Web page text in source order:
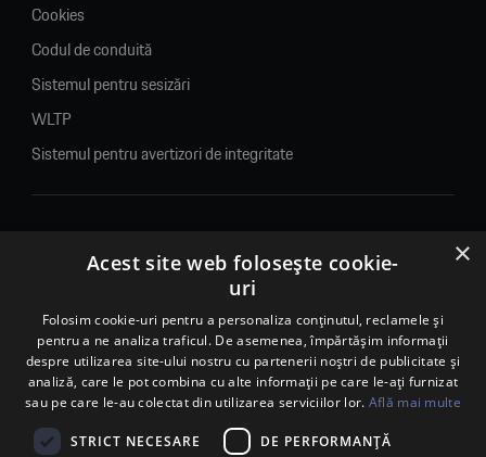
Cookies
Codul de conduită
Sistemul pentru sesizări
WLTP
Sistemul pentru avertizori de integritate
© 2026. Porsche Inter Auto Romania. Toate drepturile rezervate.
Porsche Inter Auto Romania SRL
RO22188461 J2007002067233
B-dul Pipera, nr. 2, Sala 1, Etaj 2, Voluntari, jud.Ilfov - sediu
social
B-dul Pipera, nr. 1/X, Centrul Porsche București – PCB,
Voluntari, jud. Ilfov – punct de lucru
Calea Lugojului, nr. 136, loc. Ghiroda, jud. Timiș – punct de
×
Acest site web folosește cookie-
uri
Folosim cookie-uri pentru a personaliza conținutul, reclamele și
pentru a ne analiza traficul. De asemenea, împărtășim informații
despre utilizarea site-ului nostru cu partenerii noștri de publicitate și
analiză, care le pot combina cu alte informații pe care le-ați furnizat
sau pe care le-au colectat din utilizarea serviciilor lor. Află mai multe
STRICT NECESARE DE PERFORMANȚĂ